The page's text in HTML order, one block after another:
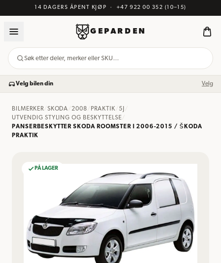
14 DAGERS ÅPENT KJØP · +47 922 00 352 (10–15)
GEPARDEN
Søk etter deler, merker eller SKU…
Velg bilen din Velg
BILMERKER/ SKODA /2008 PRAKTIK 5J
UTVENDIG STYLING OG BESKYTTELSE
PANSERBESKYTTER SKODA ROOMSTER I 2006-2015 / ŠKODA
PRAKTIK
PÅ LAGER